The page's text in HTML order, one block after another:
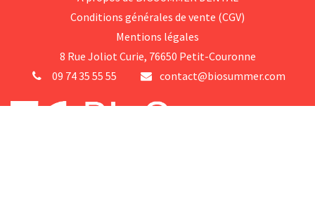
Conditions générales d​e vente (CGV)
Mentions légales
8 Rue Jol​iot Curie, 76650 Petit-Couronne
09 74 35 55 55
contact@biosummer.com